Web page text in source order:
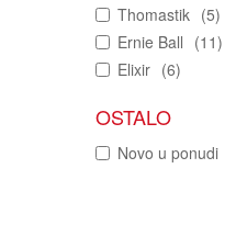
Thomastik (5)
Ernie Ball (11)
Elixir (6)
OSTALO
Novo u ponudi